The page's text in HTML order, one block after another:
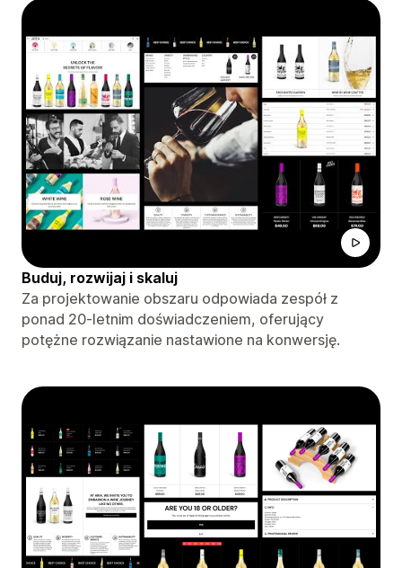
Buduj, rozwijaj i skaluj
Za projektowanie obszaru odpowiada zespół z
ponad 20-letnim doświadczeniem, oferujący
potężne rozwiązanie nastawione na konwersję.